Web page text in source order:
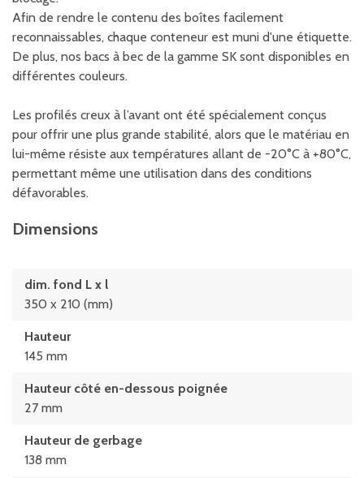
Afin de rendre le contenu des boîtes facilement
reconnaissables, chaque conteneur est muni d'une étiquette.
De plus, nos bacs à bec de la gamme SK sont disponibles en
différentes couleurs.
Les profilés creux à l’avant ont été spécialement conçus
pour offrir une plus grande stabilité, alors que le matériau en
lui-même résiste aux températures allant de -20°C à +80°C,
permettant même une utilisation dans des conditions
défavorables.
Dimensions
dim. fond L x l
350 x 210 (mm)
Hauteur
145 mm
Hauteur côté en-dessous poignée
27 mm
Hauteur de gerbage
138 mm